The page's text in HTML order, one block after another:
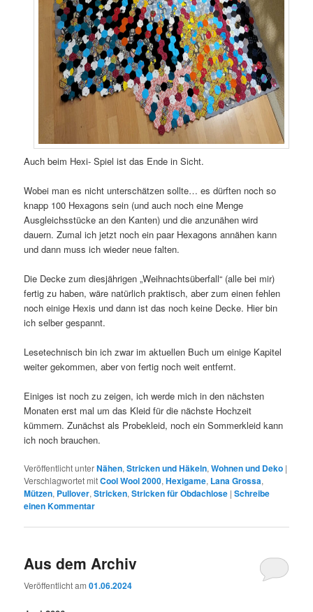
Auch beim Hexi- Spiel ist das Ende in Sicht.
Wobei man es nicht unterschätzen sollte… es dürften noch so
knapp 100 Hexagons sein (und auch noch eine Menge
Ausgleichsstücke an den Kanten) und die anzunähen wird
dauern. Zumal ich jetzt noch ein paar Hexagons annähen kann
und dann muss ich wieder neue falten.
Die Decke zum diesjährigen „Weihnachtsüberfall“ (alle bei mir)
fertig zu haben, wäre natürlich praktisch, aber zum einen fehlen
noch einige Hexis und dann ist das noch keine Decke. Hier bin
ich selber gespannt.
Lesetechnisch bin ich zwar im aktuellen Buch um einige Kapitel
weiter gekommen, aber von fertig noch weit entfernt.
Einiges ist noch zu zeigen, ich werde mich in den nächsten
Monaten erst mal um das Kleid für die nächste Hochzeit
kümmern. Zunächst als Probekleid, noch ein Sommerkleid kann
ich noch brauchen.
Veröffentlicht unterNähen,Stricken und Häkeln,Wohnen und Deko |
Verschlagwortet mitCool Wool 2000,Hexigame, Lana Grossa,
Mützen, Pullover,Stricken,Stricken für Obdachlose |Schreibe
einen Kommentar
Aus dem Archiv
Veröffentlicht am01.06.2024